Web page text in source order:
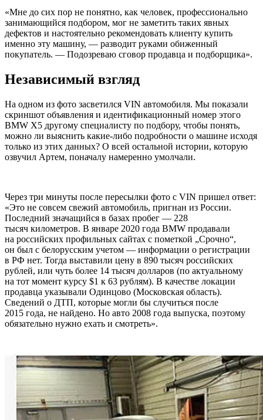
«Мне до сих пор не понятно, как человек, профессионально
занимающийся подбором, мог не заметить таких явных
дефектов и настоятельно рекомендовать клиенту купить
именно эту машину, — разводит руками обиженный
покупатель. — Подозреваю сговор продавца и подборщика».
Независимый взгляд
На одном из фото засветился VIN автомобиля. Мы показали
скриншот объявления и идентификационный номер этого
BMW Х5 другому специалисту по подбору, чтобы понять,
можно ли выяснить какие-либо подробности о машине исходя
только из этих данных? О всей остальной истории, которую
озвучил Артем, поначалу намеренно умолчали.
Через три минуты после пересылки фото с VIN пришел ответ:
«Это не совсем свежий автомобиль, пригнан из России.
Последний значащийся в базах пробег — 228
тысяч километров. В январе 2020 года BMW продавали
на российских профильных сайтах с пометкой „Срочно“,
он был с белорусским учетом — информации о регистрации
в РФ нет. Тогда выставили цену в 890 тысяч российских
рублей, или чуть более 14 тысяч долларов (по актуальному
на тот момент курсу $1 к 63 рублям). В качестве локации
продавца указывали Одинцово (Московская область).
Сведений о ДТП, которые могли бы случиться после
2015 года, не найдено. Но авто 2008 года выпуска, поэтому
обязательно нужно ехать и смотреть».